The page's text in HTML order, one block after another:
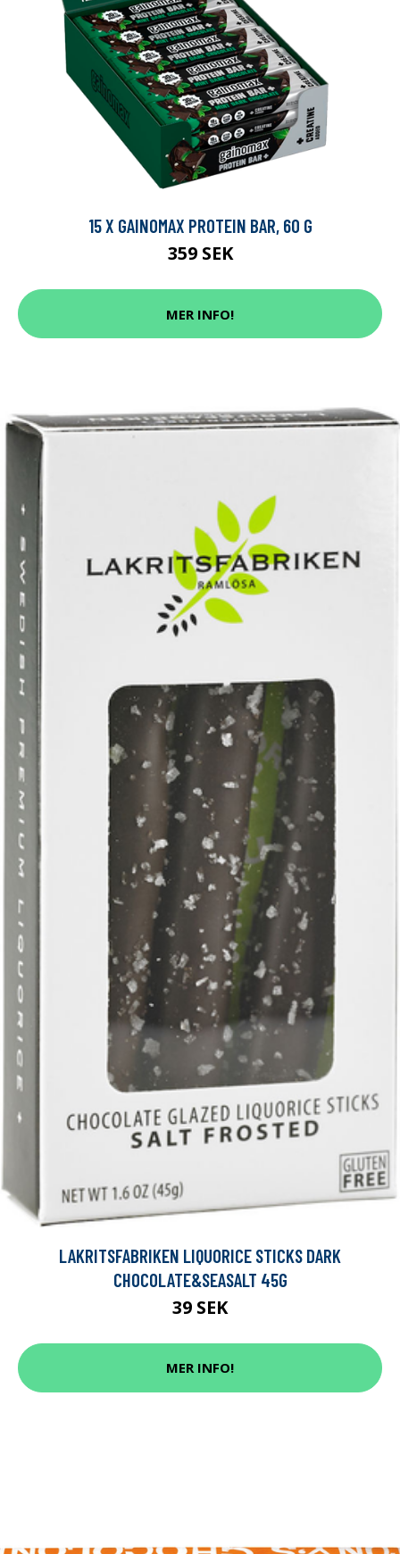
15 X GAINOMAX PROTEIN BAR, 60 G
359 SEK
MER INFO!
LAKRITSFABRIKEN LIQUORICE STICKS DARK
CHOCOLATE&SEASALT 45G
39 SEK
MER INFO!